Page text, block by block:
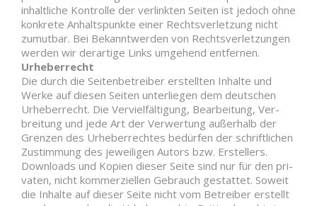
inhalt­liche Kon­trolle der ver­linkten Seiten ist jedoch ohne
kon­krete Anhalts­punkte einer Rechts­ver­letzung nicht
zumutbar. Bei Bekannt­werden von Rechts­ver­let­zungen
werden wir der­artige Links umgehend entfernen.
Urhe­ber­recht
Die durch die Sei­ten­be­treiber erstellten Inhalte und
Werke auf diesen Seiten unter­liegen dem deut­schen
Urhe­ber­recht. Die Ver­viel­fäl­tigung, Bear­beitung, Ver­
breitung und jede Art der Ver­wertung außerhalb der
Grenzen des Urhe­ber­rechtes bedürfen der schrift­lichen
Zustimmung des jewei­ligen Autors bzw. Erstellers.
Down­loads und Kopien dieser Seite sind nur für den pri­
vaten, nicht kom­mer­zi­ellen Gebrauch gestattet. Soweit
die Inhalte auf dieser Seite nicht vom Betreiber erstellt